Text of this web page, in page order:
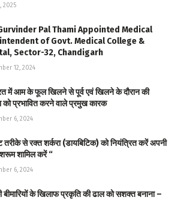
2025
Pal Thami Appointed Medical
of Govt. Medical College &
Sector-32, Chandigarh
12, 2024
में आम के फूल खिलने से पूर्व एवं खिलने के दौरान की
को प्रभावित करने वाले प्रमुख कारक
6, 2024
तरीके से रक्त शर्करा (डायबिटिक) को नियंत्रित करें अपनी
शामिल करें “
6, 2024
बीमारियों के खिलाफ प्रकृति की ढाल को सशक्त बनाना –